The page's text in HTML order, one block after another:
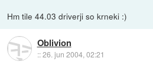
Hm tile 44.03 driverji so krneki :)
Oblivion
::26. jun 2004, 02:21